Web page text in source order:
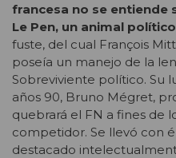
francesa no se entiende
Le Pen, un animal
fuste, del cual François
poseía un manejo de la
Sobreviviente político. Su
años 90, Bruno Mégret,
quebrará el FN a fines de
competidor. Se llevó con
destacado